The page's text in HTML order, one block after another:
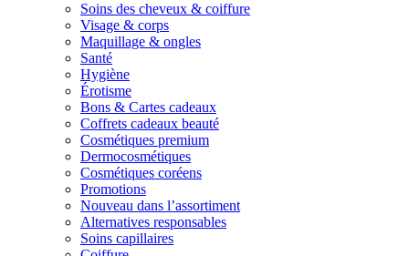
Soins des cheveux & coiffure
Visage & corps
Maquillage & ongles
Santé
Hygiène
Érotisme
Bons & Cartes cadeaux
Coffrets cadeaux beauté
Cosmétiques premium
Dermocosmétiques
Cosmétiques coréens
Promotions
Nouveau dans l’assortiment
Alternatives responsables
Soins capillaires